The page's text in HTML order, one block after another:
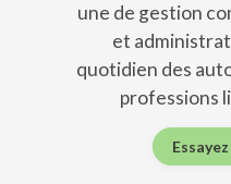
une de gestion
et
quotidien des
professions